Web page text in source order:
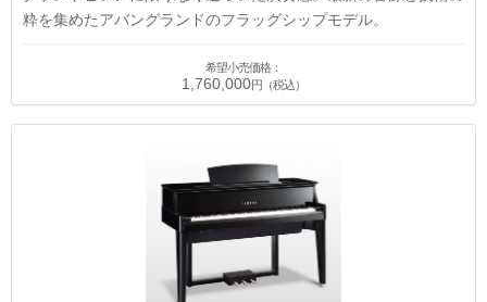
粋を集めたアバングランドのフラッグシップモデル。
希望小売価格：
1,760,000円（税込）